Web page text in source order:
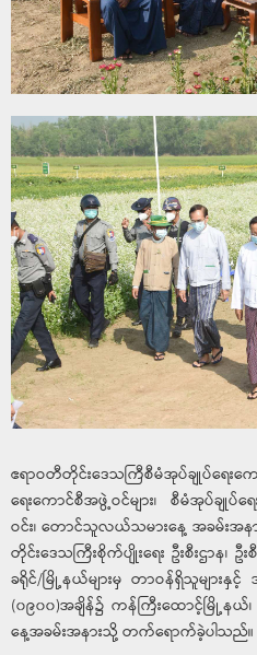
ဧရာဝတီတိုင်းဒေသကြီစီမံအုပ်ချုပ်ရေးကေ
ရေးကောင်စီအဖွဲ့ဝင်များ၊ စီမံအုပ်ချုပ်
ဝင်း၊ တောင်သူလယ်သမားနေ့ အခမ်းအန
တိုင်းဒေသကြီးစိုက်ပျိုးရေး ဦးစီးဌာန၊ ဦ
ခရိုင်/မြို့နယ်များမှ တာဝန်ရှိသူများနှ
(၀၉၀၀)အချိန်၌ ကန်ကြီးထောင့်မြို့နယ်
နေ့အခမ်းအနားသို့ တက်ရောက်ခဲ့ပါသည်။